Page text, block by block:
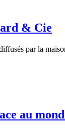
& Cie
par la
au